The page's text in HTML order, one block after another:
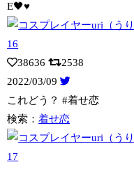
E🖤♥️
38636
2538
2022/03/09
これどう？ #着せ恋
検索：着せ恋